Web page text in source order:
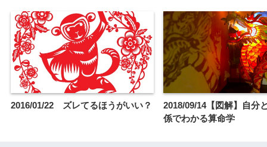
2016/01/22 ズレてるほうがいい？
2018/09/14【図解】自分
係でわかる算命学